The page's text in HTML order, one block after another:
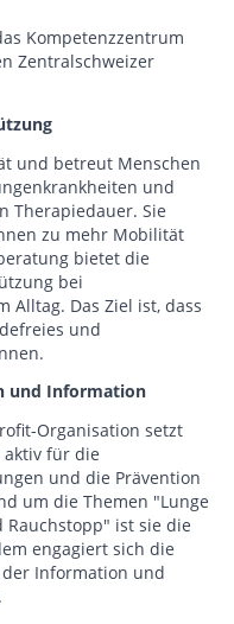
Kompetenzzentrum
Zentralschweizer
und betreut Menschen
und
Therapiedauer. Sie
zu mehr Mobilität
bietet die
bei
Alltag. Das Ziel ist, dass
und
und Information
Organisation setzt
aktiv für die
und die Prävention
um die Themen "Lunge
ist sie die
engagiert sich die
Information und